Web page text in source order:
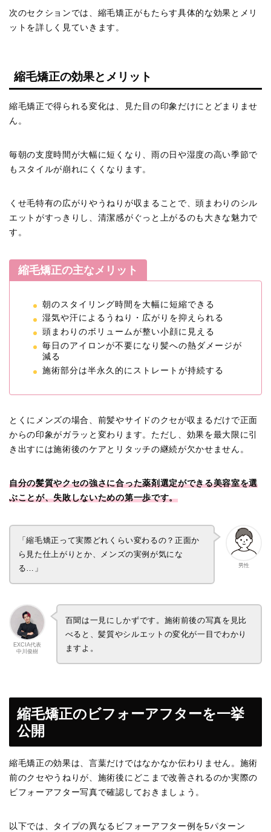
次のセクションでは、縮毛矯正がもたらす具体的な効果とメリ
ットを詳しく見ていきます。
縮毛矯正の効果とメリット
縮毛矯正で得られる変化は、見た目の印象だけにとどまりませ
ん。
毎朝の支度時間が大幅に短くなり、雨の日や湿度の高い季節で
もスタイルが崩れにくくなります。
くせ毛特有の広がりやうねりが収まることで、頭まわりのシル
エットがすっきりし、清潔感がぐっと上がるのも大きな魅力で
す。
縮毛矯正の主なメリット
朝のスタイリング時間を大幅に短縮できる
湿気や汗によるうねり・広がりを抑えられる
頭まわりのボリュームが整い小顔に見える
毎日のアイロンが不要になり髪への熱ダメージが
減る
施術部分は半永久的にストレートが持続する
とくにメンズの場合、前髪やサイドのクセが収まるだけで正面
からの印象がガラッと変わります。ただし、効果を最大限に引
き出すには施術後のケアとリタッチの継続が欠かせません。
自分の髪質やクセの強さに合った薬剤選定ができる美容室を選
ぶことが、失敗しないための第一歩です。
男性
「縮毛矯正って実際どれくらい変わるの？正面か
ら見た仕上がりとか、メンズの実例が気にな
る…」
EXCIA代表
中川俊樹
百聞は一見にしかずです。施術前後の写真を見比
べると、髪質やシルエットの変化が一目でわかり
ますよ。
縮毛矯正のビフォーアフターを一挙
公開
縮毛矯正の効果は、言葉だけではなかなか伝わりません。施術
前のクセやうねりが、施術後にどこまで改善されるのか実際の
ビフォーアフター写真で確認しておきましょう。
以下では、タイプの異なるビフォーアフター例を5パターン